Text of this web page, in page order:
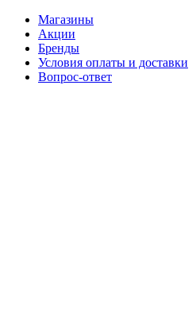
Магазины
Акции
Бренды
Условия оплаты и доставки
Вопрос-ответ